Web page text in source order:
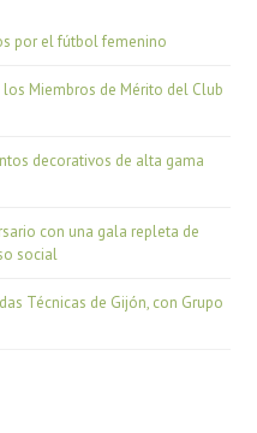
por el fútbol femenino
Miembros de Mérito del Club
decorativos de alta gama
con una gala repleta de
social
Técnicas de Gijón, con Grupo